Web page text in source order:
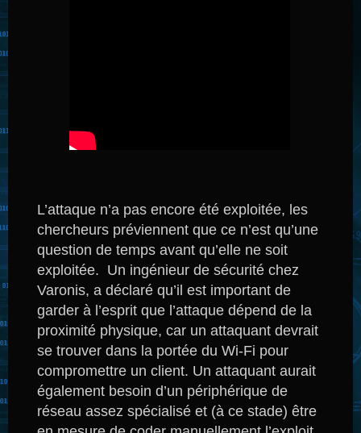
L’attaque n’a pas encore été exploitée, les
chercheurs préviennent que ce n’est qu’une
question de temps avant qu’elle ne soit
exploitée. Un ingénieur de sécurité chez
Varonis, a déclaré qu’il est important de
garder à l’esprit que l’attaque dépend de la
proximité physique, car un attaquant devrait
se trouver dans la portée du Wi-Fi pour
compromettre un client. Un attaquant aurait
également besoin d’un périphérique de
réseau assez spécialisé et (à ce stade) être